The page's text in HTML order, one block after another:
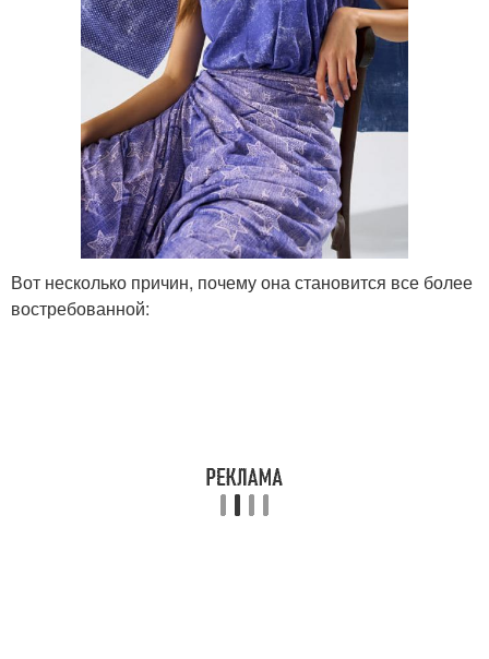
Вот несколько причин, почему она становится все более
востребованной: